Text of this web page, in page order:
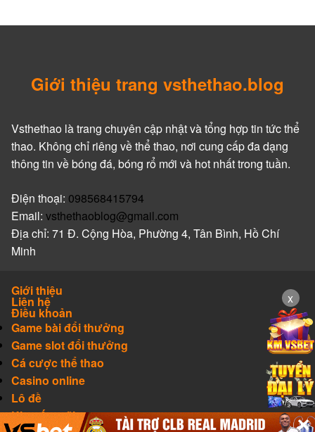
Giới thiệu trang vsthethao.blog
Vsthethao là trang chuyên cập nhật và tổng hợp tin tức thể
thao. Không chỉ riêng về thể thao, nơi cung cấp đa dạng
thông tin về bóng đá, bóng rổ mới và hot nhất trong tuần.
Điện thoại: 098568415794
Email: vsthethaoblog@gmail.com
Địa chỉ: 71 Đ. Cộng Hòa, Phường 4, Tân Bình, Hồ Chí
Minh
Giới thiệu
Liên hệ
Điều khoản
Game bài đổi thưởng
Game slot đổi thưởng
Cá cược thể thao
Casino online
Lô đề
Khuyến mãi
✕
x